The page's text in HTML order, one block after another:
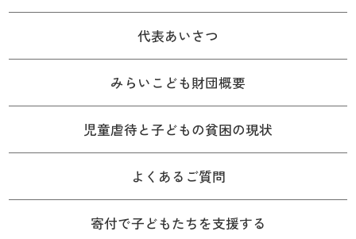
代表あいさつ
みらいこども財団概要
児童虐待と子どもの貧困の現状
よくあるご質問
寄付で子どもたちを支援する